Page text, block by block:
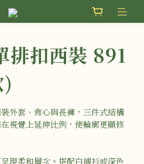
排扣西裝 891
外套、背心與長褲，三件式結構
視覺上延伸比例，使輪廓更顯修
現柔和層次。搭配白襯衫或深色